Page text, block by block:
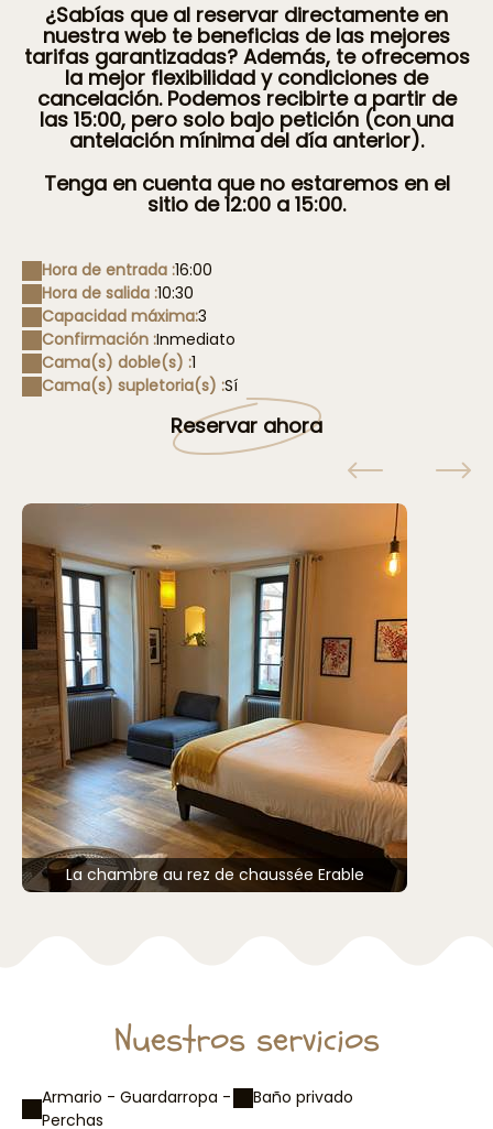
¿Sabías que al reservar directamente en
nuestra web te beneficias de las mejores
tarifas garantizadas? Además, te ofrecemos
la mejor flexibilidad y condiciones de
cancelación. Podemos recibirte a partir de
las 15:00, pero solo bajo petición (con una
antelación mínima del día anterior).
Tenga en cuenta que no estaremos en el
sitio de 12:00 a 15:00.
Hora de entrada :16:00
Hora de salida :10:30
Capacidad máxima:3
Confirmación :Inmediato
Cama(s) doble(s) :1
Cama(s) supletoria(s) :Sí
Reservar ahora
La chambre au rez de chaussée Erable
Nuestros servicios
Armario - Guardarropa -
Perchas
Baño privado